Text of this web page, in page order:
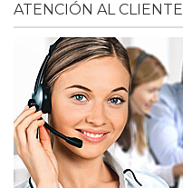
ATENCIÓN AL CLIENTE